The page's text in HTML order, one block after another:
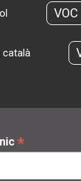
VOC
català
*